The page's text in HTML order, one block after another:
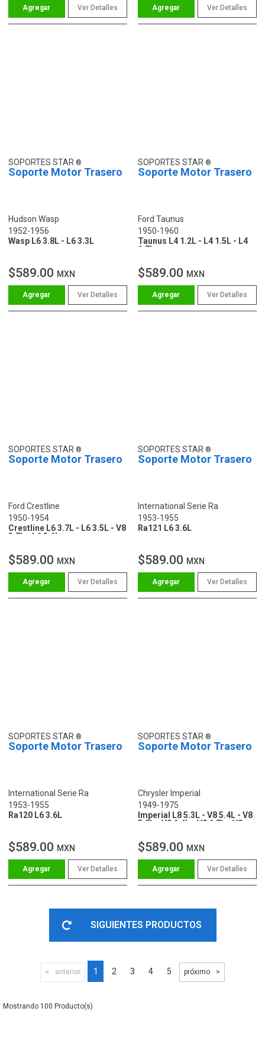
Ver Detalles Ver Detalles
SOPORTES STAR
Soporte Motor Trasero
Hudson Wasp
1952-1956
Wasp L6 3.8L - L6 3.3L
$589.00 MXN
Ver Detalles
SOPORTES STAR
Soporte Motor Trasero
Ford Taunus
1950-1960
Taunus L4 1.2L - L4 1.5L - L4
1.7L
$589.00 MXN
Ver Detalles
SOPORTES STAR
Soporte Motor Trasero
Ford Crestline
1950-1954
Crestline L6 3.7L - L6 3.5L - V8
3.7L - L6 3.6L
$589.00 MXN
Ver Detalles
SOPORTES STAR
Soporte Motor Trasero
International Serie Ra
1953-1955
Ra121 L6 3.6L
$589.00 MXN
Ver Detalles
SOPORTES STAR
Soporte Motor Trasero
International Serie Ra
1953-1955
Ra120 L6 3.6L
$589.00 MXN
Ver Detalles
SOPORTES STAR
Soporte Motor Trasero
Chrysler Imperial
1949-1975
Imperial L8 5.3L - V8 5.4L - V8
5.8L - V8 6.4L - V8 6.7L - V8
$589.00 MXN
Ver Detalles
SIGUIENTES PRODUCTOS
anterior 1 2 3 4 5 próximo
100